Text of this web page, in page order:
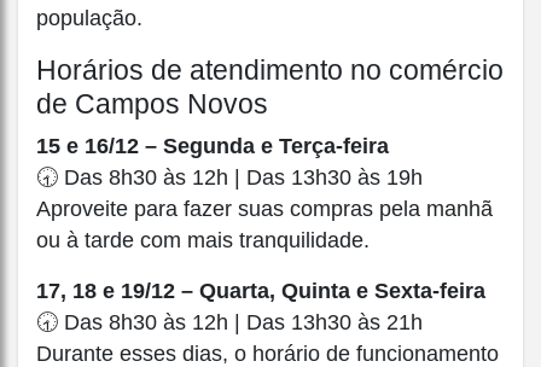
população.
Horários de atendimento no comércio
de Campos Novos
15 e 16/12 – Segunda e Terça-feira
🕣 Das 8h30 às 12h | Das 13h30 às 19h
Aproveite para fazer suas compras pela manhã
ou à tarde com mais tranquilidade.
17, 18 e 19/12 – Quarta, Quinta e Sexta-feira
🕣 Das 8h30 às 12h | Das 13h30 às 21h
Durante esses dias, o horário de funcionamento